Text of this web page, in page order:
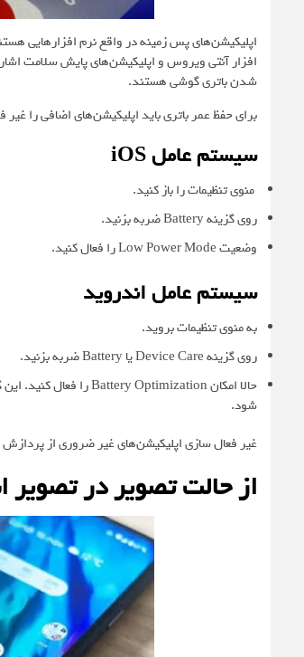
اپلیکیشن‌های پس زمینه در واقع نرم افزارهایی
افزار آنتی ویروس و اپلیکیشن‌های پایش سلامت
شدن باتری گوشی هستند.
برای حفظ عمر باتری باید اپلیکیشن‌های اضافی را غیر
سیستم عامل iOS
منوی تنظیمات را باز کنید.
روی گزینه Battery ضربه بزنید.
وضعیت Low Power Mode را فعال کنید.
سیستم عامل اندروید
به منوی تنظیمات بروید.
روی گزینه Device Care یا Battery ضربه بزنید.
شود.
غیر فعال سازی اپلیکیشن‌های غیر ضروری از پردازش
از حالت تصویر در تصویر